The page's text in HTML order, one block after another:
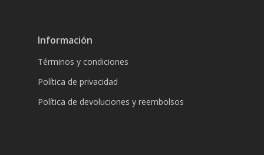
Información
Términos y condiciones
Política de privacidad
Política de devoluciones y reembolsos